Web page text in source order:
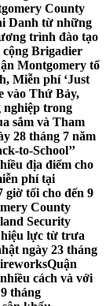
County
Danh từ những
trình đào tạo
Brigadier
Montgomery tổ
Miễn phí ‘Just
vào Thứ Bảy,
nghiệp trong
sắm và Tham
28 tháng 7 năm
to-School’’
địa điểm cho
phí tại
giờ tối cho đến 9
County
Security
lực từ trưa
ngày 23 tháng
Quận
cách và với
tháng